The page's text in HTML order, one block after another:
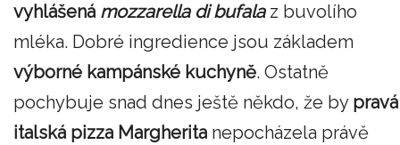
vyhlášená mozzarella di bufala z buvolího
mléka. Dobré ingredience jsou základem
výborné kampánské kuchyně. Ostatně
pochybuje snad dnes ještě někdo, že by pravá
italská pizza Margherita nepocházela právě